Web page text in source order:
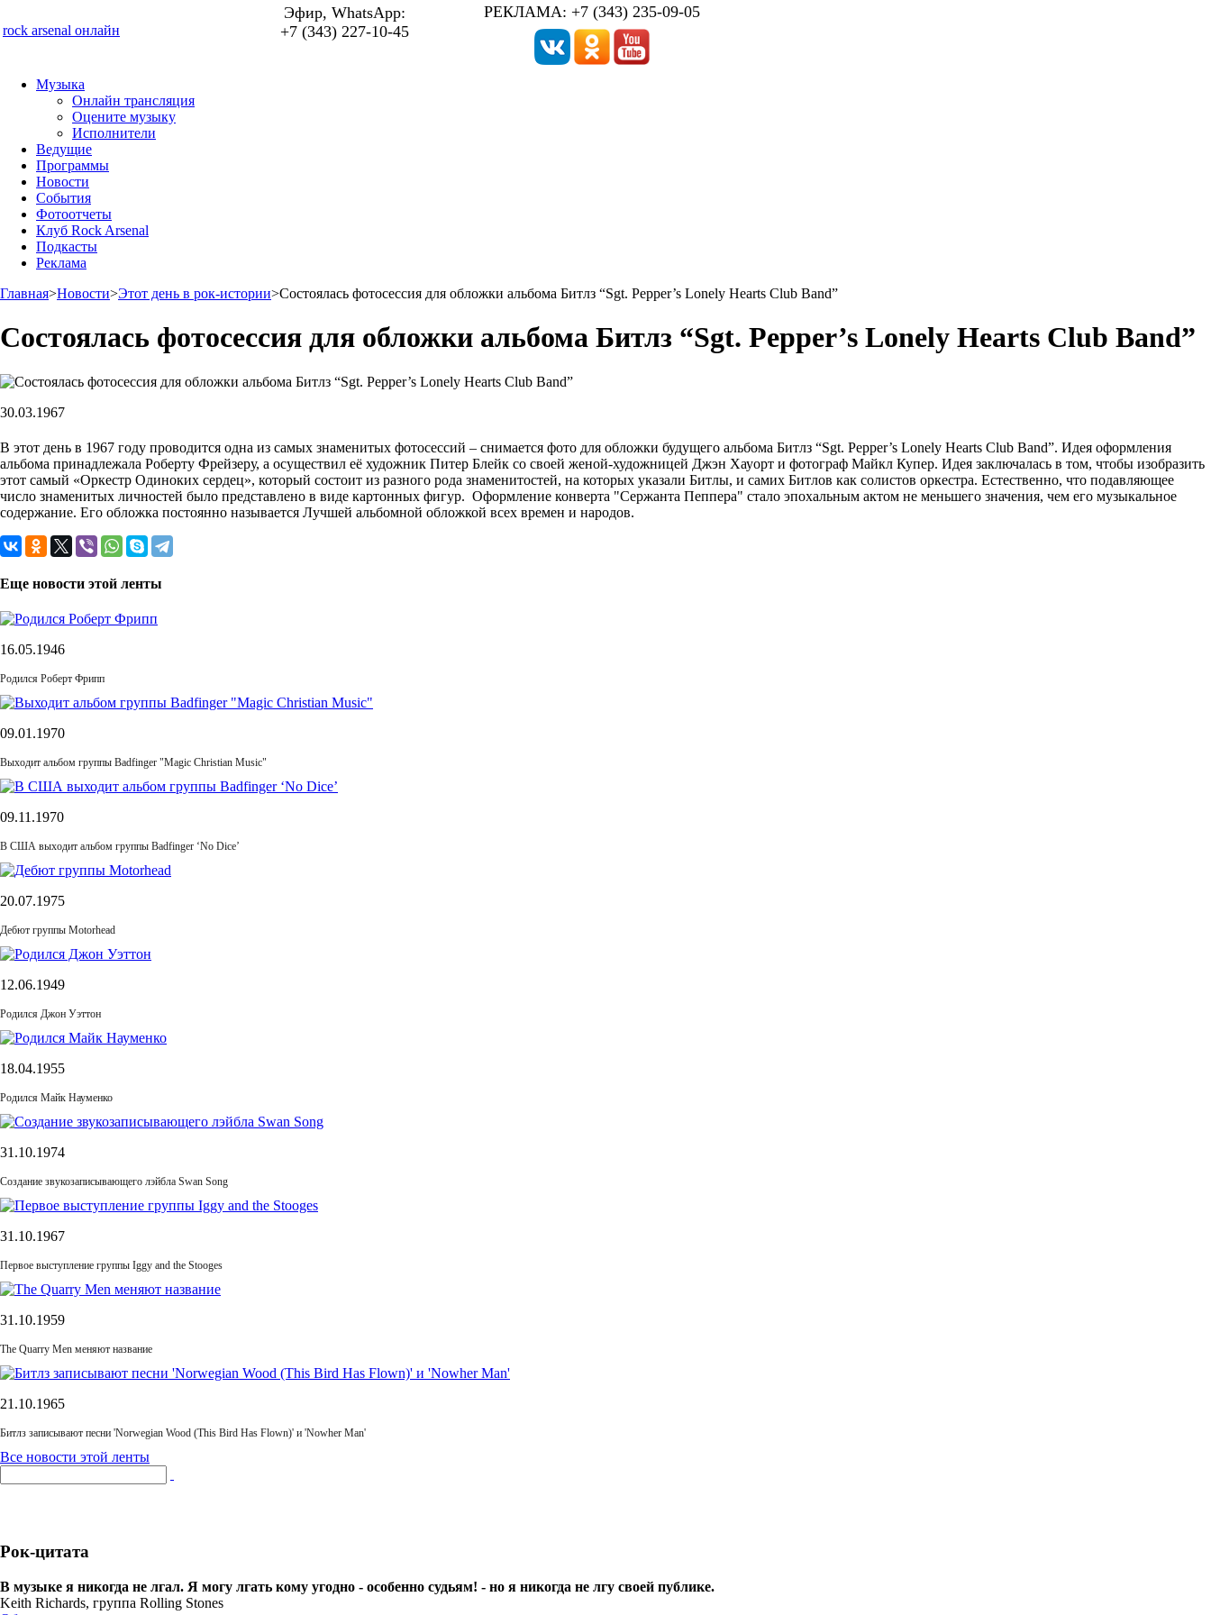
rock arsenal онлайн
Эфир, WhatsApp:
+7 (343) 227-10-45
РЕКЛАМА: +7 (343) 235-09-05
Музыка
Онлайн трансляция
Оцените музыку
Исполнители
Ведущие
Программы
Новости
События
Фотоотчеты
Клуб Rock Arsenal
Подкасты
Реклама
Главная>Новости>Этот день в рок-истории>Состоялась фотосессия для обложки альбома Битлз “Sgt. Pepper’s Lonely Hearts Club Band”
Состоялась фотосессия для обложки альбома Битлз “Sgt. Pepper’s Lonely Hearts Club Band”
30.03.1967
В этот день в 1967 году проводится одна из самых знаменитых фотосессий – снимается фото для обложки будущего альбома Битлз “Sgt. Pepper’s Lonely Hearts Club Band”. Идея оформления
альбома принадлежала Роберту Фрейзеру, а осуществил её художник Питер Блейк со своей женой-художницей Джэн Хауорт и фотограф Майкл Купер. Идея заключалась в том, чтобы изобразить
этот самый «Оркестр Одиноких сердец», который состоит из разного рода знаменитостей, на которых указали Битлы, и самих Битлов как солистов оркестра. Естественно, что подавляющее
число знаменитых личностей было представлено в виде картонных фигур. Оформление конверта "Сержанта Пеппера" стало эпохальным актом не меньшего значения, чем его музыкальное
содержание. Его обложка постоянно называется Лучшей альбомной обложкой всех времен и народов.
Еще новости этой ленты
16.05.1946
Родился Роберт Фрипп
09.01.1970
Выходит альбом группы Badfinger "Magic Christian Music"
09.11.1970
В США выходит альбом группы Badfinger ‘No Dice’
20.07.1975
Дебют группы Motorhead
12.06.1949
Родился Джон Уэттон
18.04.1955
Родился Майк Науменко
31.10.1974
Cоздание звукозаписывающего лэйбла Swan Song
31.10.1967
Первое выступление группы Iggy and the Stooges
31.10.1959
The Quarry Men меняют название
21.10.1965
Битлз записывают песни 'Norwegian Wood (This Bird Has Flown)' и 'Nowher Man'
Все новости этой ленты
Рок-цитата
В музыке я никогда не лгал. Я могу лгать кому угодно - особенно судьям! - но я никогда не лгу своей публике.
Keith Richards, группа Rolling Stones